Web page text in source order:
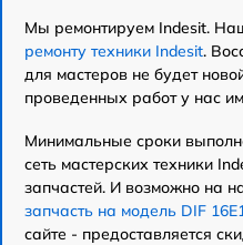
Мы ремонтируем Indesit.
ремонту техники Indesit.
для мастеров не будет
проведенных работ у нас
Минимальные сроки
сеть мастерских техники
запчастей. И возможно на
запчасть на модель DIF
сайте - предоставляется